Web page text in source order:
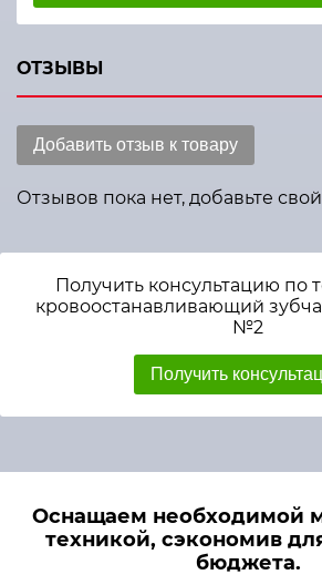
ОТЗЫВЫ
Добавить отзыв к товару
Отзывов пока нет, добавьте
Получить консультацию по
кровоостанавливающий
№2
Получить
Оснащаем необходимой
техникой, сэкономив
бюджета.